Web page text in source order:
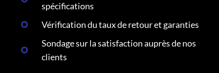
spécifications
Vérification du taux de retour et garanties
Sondage sur la satisfaction auprès de nos
clients